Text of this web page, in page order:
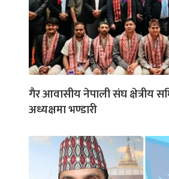
गैर आवासीय नेपाली संघ क्षेत्रीय
अध्यक्षमा भण्डारी